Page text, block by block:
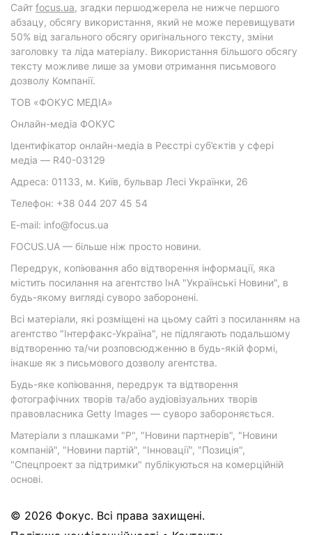
Cайт focus.ua, згадки першоджерела не нижче першого
абзацу, обсягу використання, який не може перевищувати
50% від загального обсягу оригінального тексту, зміни
заголовку та ліда матеріалу. Використання більшого обсягу
тексту можливе лише за умови отримання письмового
дозволу Компанії.
ТОВ «ФОКУС МЕДІА»
Онлайн-медіа ФОКУС
Ідентифікатор онлайн-медіа в Реєстрі суб’єктів у сфері
медіа — R40-03129
Адреса: 01133, м. Київ, бульвар Лесі Українки, 26
Телефон: +38 044 207 45 54
E-mail: info@focus.ua
FOCUS.UA — більше ніж просто новини.
Передрук, копіювання або відтворення інформації, яка
містить посилання на агентство ІнА "Українські Новини", в
будь-якому вигляді суворо заборонені.
Всі матеріали, які розміщені на цьому сайті з посиланням на
агентство "Інтерфакс-Україна", не підлягають подальшому
відтворенню та/чи розповсюдженню в будь-якій формі,
інакше як з письмового дозволу агентства.
Будь-яке копіювання, передрук та відтворення
фотографічних творів та/або аудіовізуальних творів
правовласника Getty Images — суворо забороняється.
Матеріали з плашками "Р", "Новини партнерів", "Новини
компаній", "Новини партій", "Інновації", "Позиція",
"Спецпроект за підтримки" публікуються на комерційній
основі.
© 2026 Фокус. Всі права захищені.